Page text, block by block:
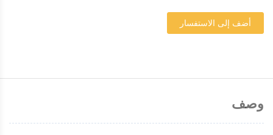
أضف إلى الاستفسار
وصف